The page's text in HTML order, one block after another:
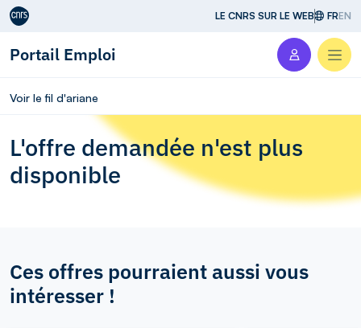
Aller au contenu LE CNRS SUR LE WEB FREN
Portail Emploi
Voir le fil d'ariane
L'offre demandée n'est plus
disponible
Ces offres pourraient aussi vous
intéresser !